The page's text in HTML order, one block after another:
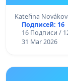
Kateřina
Подписей: 16
16 Подписи /
31 Mar 2026